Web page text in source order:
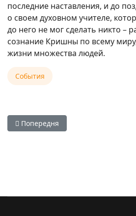
последние наставления, и до
о своем духовном учителе,
до него не мог сделать никто –
сознание Кришны по всему
жизни множества людей.
События
Попередня стаття:
Попередня